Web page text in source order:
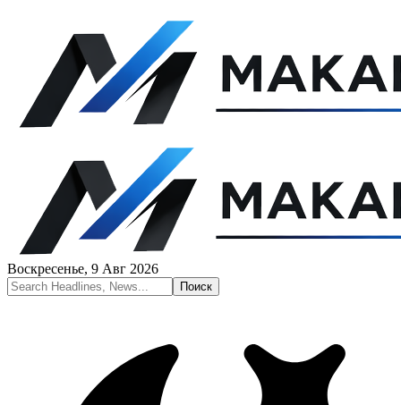
Воскресенье, 9 Авг 2026